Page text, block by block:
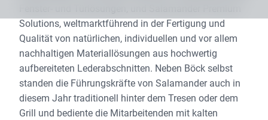
Solutions, weltmarktführend in der Fertigung und
Qualität von natürlichen, individuellen und vor allem
nachhaltigen Materiallösungen aus hochwertig
aufbereiteten Lederabschnitten. Neben Böck selbst
standen die Führungskräfte von Salamander auch in
diesem Jahr traditionell hinter dem Tresen oder dem
Grill und bediente die Mitarbeitenden mit kalten